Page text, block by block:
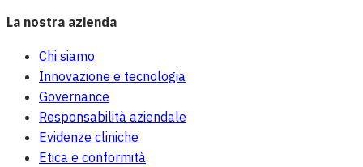
La nostra azienda
Chi siamo
Innovazione e tecnologia
Governance
Responsabilità aziendale
Evidenze cliniche
Etica e conformità